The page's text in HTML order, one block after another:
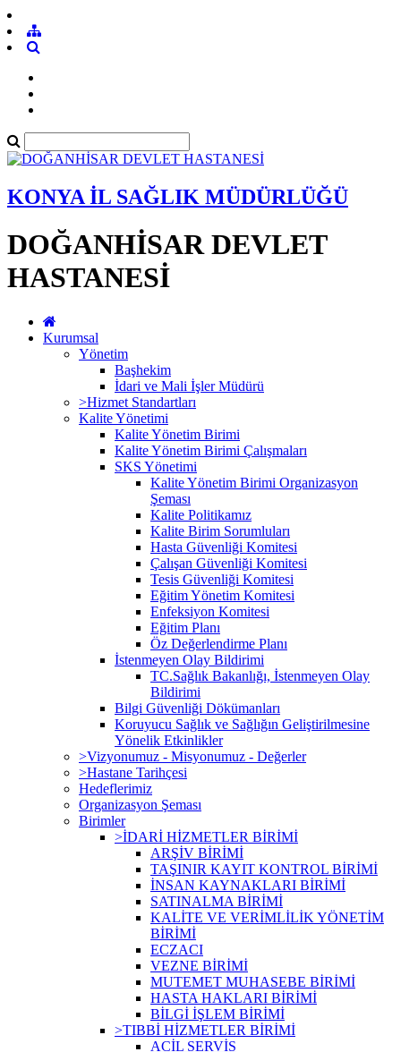
KONYA İL SAĞLIK MÜDÜRLÜĞÜ
DOĞANHİSAR DEVLET
HASTANESİ
Kurumsal
Yönetim
Başhekim
İdari ve Mali İşler Müdürü
>Hizmet Standartları
Kalite Yönetimi
Kalite Yönetim Birimi
Kalite Yönetim Birimi Çalışmaları
SKS Yönetimi
Kalite Yönetim Birimi Organizasyon
Şeması
Kalite Politikamız
Kalite Birim Sorumluları
Hasta Güvenliği Komitesi
Çalışan Güvenliği Komitesi
Tesis Güvenliği Komitesi
Eğitim Yönetim Komitesi
Enfeksiyon Komitesi
Eğitim Planı
Öz Değerlendirme Planı
İstenmeyen Olay Bildirimi
TC.Sağlık Bakanlığı, İstenmeyen Olay
Bildirimi
Bilgi Güvenliği Dökümanları
Koruyucu Sağlık ve Sağlığın Geliştirilmesine
Yönelik Etkinlikler
>Vizyonumuz - Misyonumuz - Değerler
>Hastane Tarihçesi
Hedeflerimiz
Organizasyon Şeması
Birimler
>İDARİ HİZMETLER BİRİMİ
ARŞİV BİRİMİ
TAŞINIR KAYIT KONTROL BİRİMİ
İNSAN KAYNAKLARI BİRİMİ
SATINALMA BİRİMİ
KALİTE VE VERİMLİLİK YÖNETİM
BİRİMİ
ECZACI
VEZNE BİRİMİ
MUTEMET MUHASEBE BİRİMİ
HASTA HAKLARI BİRİMİ
BİLGİ İŞLEM BİRİMİ
>TIBBİ HİZMETLER BİRİMİ
ACİL SERVİS